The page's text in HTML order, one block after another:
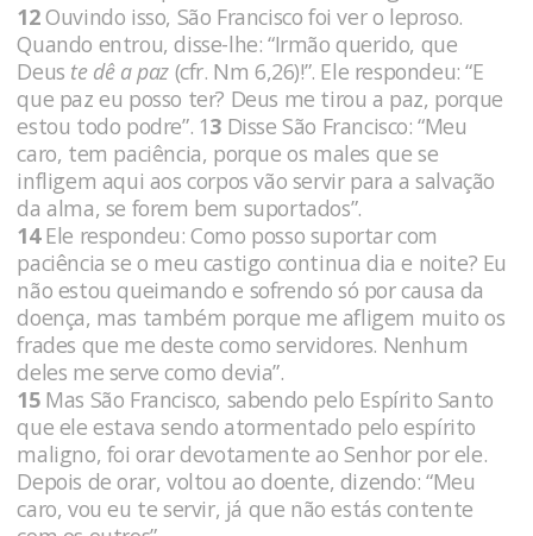
12Ouvindo isso, São Francisco foi ver o leproso.
Quando entrou, disse-lhe: “Irmão querido, que
Deus te dê a paz (cfr. Nm 6,26)!”. Ele respondeu: “E
que paz eu posso ter? Deus me tirou a paz, porque
estou todo podre”. 13 Disse São Francisco: “Meu
caro, tem paciência, porque os males que se
infligem aqui aos corpos vão servir para a salvação
da alma, se forem bem suportados”.
14Ele respondeu: Como posso suportar com
paciência se o meu castigo continua dia e noite? Eu
não estou queimando e sofrendo só por causa da
doença, mas também porque me afligem muito os
frades que me deste como servidores. Nenhum
deles me serve como devia”.
15Mas São Francisco, sabendo pelo Espírito Santo
que ele estava sendo atormentado pelo espírito
maligno, foi orar devotamente ao Senhor por ele.
Depois de orar, voltou ao doente, dizendo: “Meu
caro, vou eu te servir, já que não estás contente